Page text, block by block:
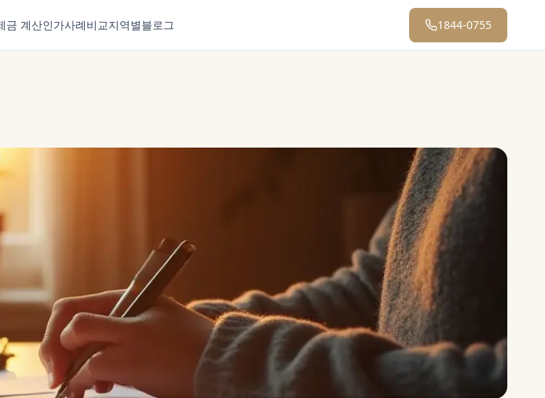
금 계산인가사례비교지역별블로그 1844-0755